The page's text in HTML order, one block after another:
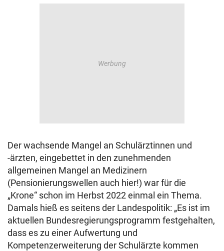
Der wachsende Mangel an Schulärztinnen und
-ärzten, eingebettet in den zunehmenden
allgemeinen Mangel an Medizinern
(Pensionierungswellen auch hier!) war für die
„Krone“ schon im Herbst 2022 einmal ein Thema.
Damals hieß es seitens der Landespolitik: „Es ist im
aktuellen Bundesregierungsprogramm festgehalten,
dass es zu einer Aufwertung und
Kompetenzerweiterung der Schulärzte kommen